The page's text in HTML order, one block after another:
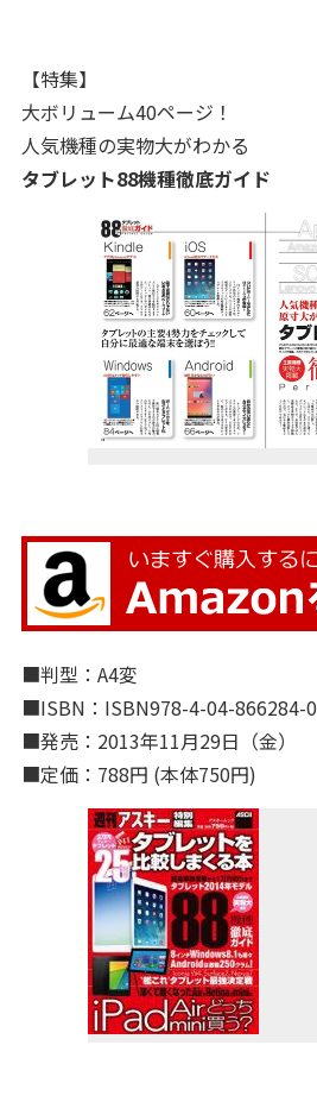
【特集】
大ボリューム40ページ！
人気機種の実物大がわかる
タブレット88機種徹底ガイド
■判型：A4変
■ISBN：ISBN978-4-04-866284-0
■発売：2013年11月29日（金）
■定価：788円 (本体750円)